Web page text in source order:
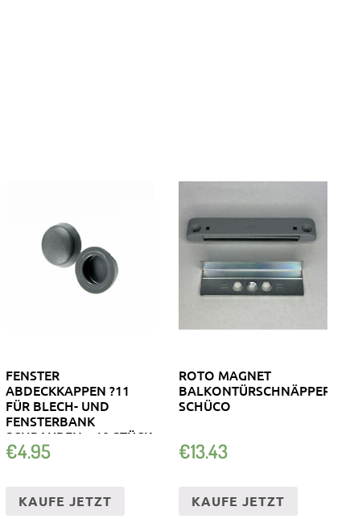
FENSTER
ABDECKKAPPEN ?11
FÜR BLECH- UND
FENSTERBANK
SCHRAUBEN – 10 STÜCK
€4.95
KAUFE JETZT
ROTO MAGNET
BALKONTÜRSCHNÄPPER
SCHÜCO
€13.43
KAUFE JETZT